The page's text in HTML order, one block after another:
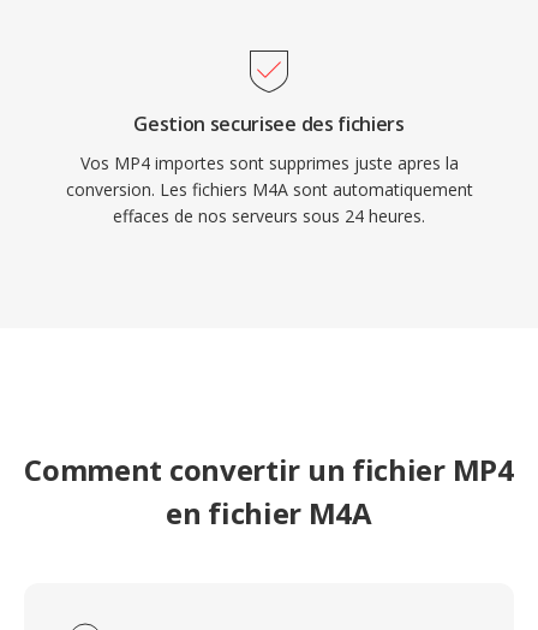
Gestion securisee des fichiers
Vos MP4 importes sont supprimes juste apres la
conversion. Les fichiers M4A sont automatiquement
effaces de nos serveurs sous 24 heures.
Comment convertir un fichier MP4
en fichier M4A